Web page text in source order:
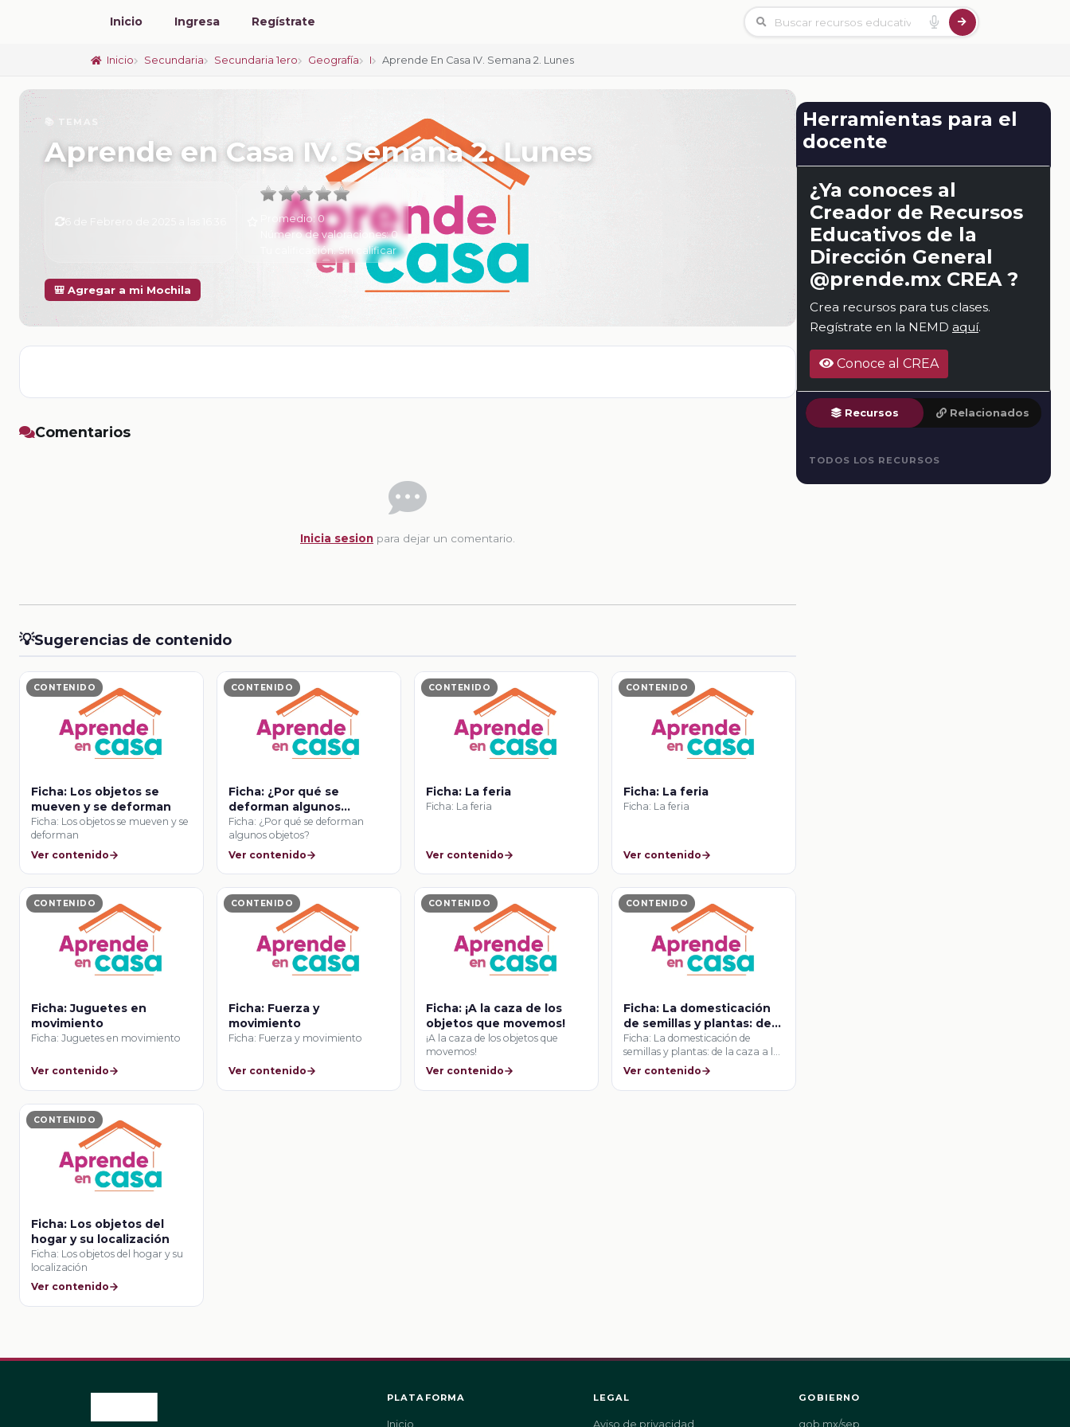
Inicio Ingresa Regístrate
Inicio Secundaria Secundaria 1ero Geografía I Aprende En Casa IV. Semana 2. Lunes
📚 TEMAS
Aprende en Casa IV. Semana 2. Lunes
Promedio: 0
Número de valoraciones:0
Tu calificación:Sin calificar
🎒 Agregar a mi Mochila
Comentarios
Inicia sesion para dejar un comentario.
💡Sugerencias de contenido
CONTENIDO
Ficha: Los objetos se
mueven y se deforman
Ficha: Los objetos se mueven y se
deforman
Ver contenido
CONTENIDO
Ficha: ¿Por qué se
deforman algunos
objetos?
Ficha: ¿Por qué se deforman
algunos objetos?
Ver contenido
CONTENIDO
Ficha: La feria
Ficha: La feria
Ver contenido
CONTENIDO
Ficha: La feria
Ficha: La feria
Ver contenido
CONTENIDO
Ficha: Juguetes en
movimiento
Ficha: Juguetes en movimiento
Ver contenido
CONTENIDO
Ficha: Fuerza y
movimiento
Ficha: Fuerza y movimiento
Ver contenido
CONTENIDO
Ficha: ¡A la caza de los
objetos que movemos!
¡A la caza de los objetos que
movemos!
Ver contenido
CONTENIDO
Ficha: La domesticación
de semillas y plantas: de
la caza a la agricultura
Ficha: La domesticación de
semillas y plantas: de la caza a la
…
Ver contenido
CONTENIDO
Ficha: Los objetos del
hogar y su localización
Ficha: Los objetos del hogar y su
localización
Ver contenido
Herramientas para el
docente
¿Ya conoces al
Creador de Recursos
Educativos de la
Dirección General
@prende.mx CREA ?
Crea recursos para tus clases.
Regístrate en la NEMD aquí.
Conoce al CREA
Recursos Relacionados
TODOS LOS RECURSOS
PLATAFORMA
Inicio
LEGAL
Aviso de privacidad
GOBIERNO
gob.mx/sep